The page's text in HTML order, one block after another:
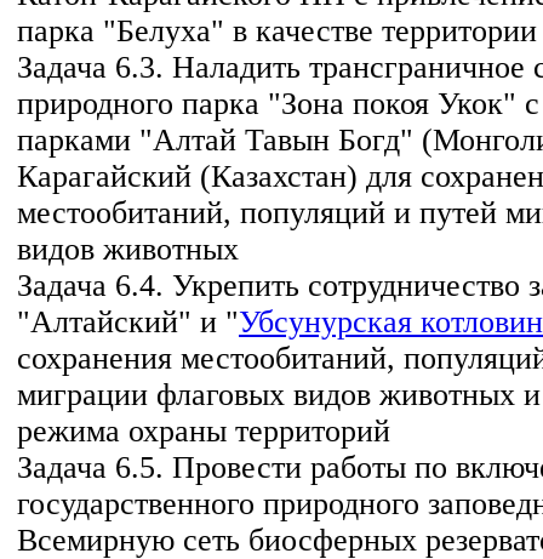
парка "Белуха" в качестве
Задача 6.3. Наладить трансграничное
природного парка "Зона покоя Укок"
парками "Алтай Тавын Богд"
Карагайский (Казахстан) для
местообитаний, популяций и путей
видов животных
Задача 6.4. Укрепить сотрудничество
"Алтайский" и "Убсунурская
сохранения местообитаний,
миграции флаговых видов животных
режима охраны территорий
Задача 6.5. Провести работы по
государственного природного
Всемирную сеть биосферных